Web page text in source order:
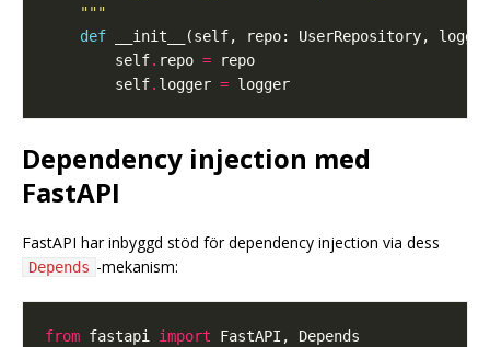
    """
def
        self
. repo =
        self
. logger =
Dependency injection med
FastAPI
FastAPI har inbyggd stöd för dependency injection via dess
Depends -mekanism:
from fastapi import